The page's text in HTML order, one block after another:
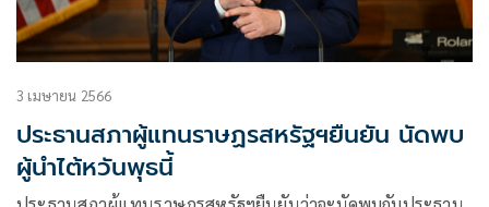
3 เมษายน 2566
ประธานสภาผู้แทนราษฏรสหรัฐฯยืนยัน นัดพบ
ผู้นำไต้หวันพุธนี้